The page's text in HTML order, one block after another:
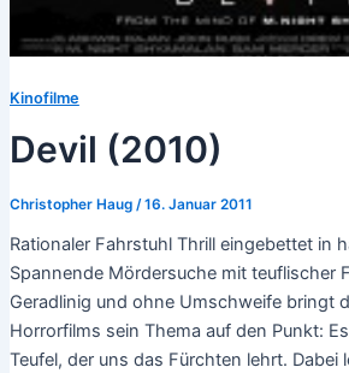
Kinofilme
Devil (2010)
Christopher Haug /16. Januar 2011
Rationaler Fahrstuhl Thrill eingebettet in
Spannende Mördersuche mit teuflischer
Geradlinig und ohne Umschweife bringt
Horrorfilms sein Thema auf den Punkt:
Teufel, der uns das Fürchten lehrt. Dabei